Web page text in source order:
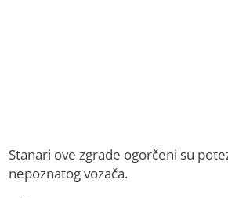
Stanari ove zgrade ogorčeni su
nepoznatog vozača.